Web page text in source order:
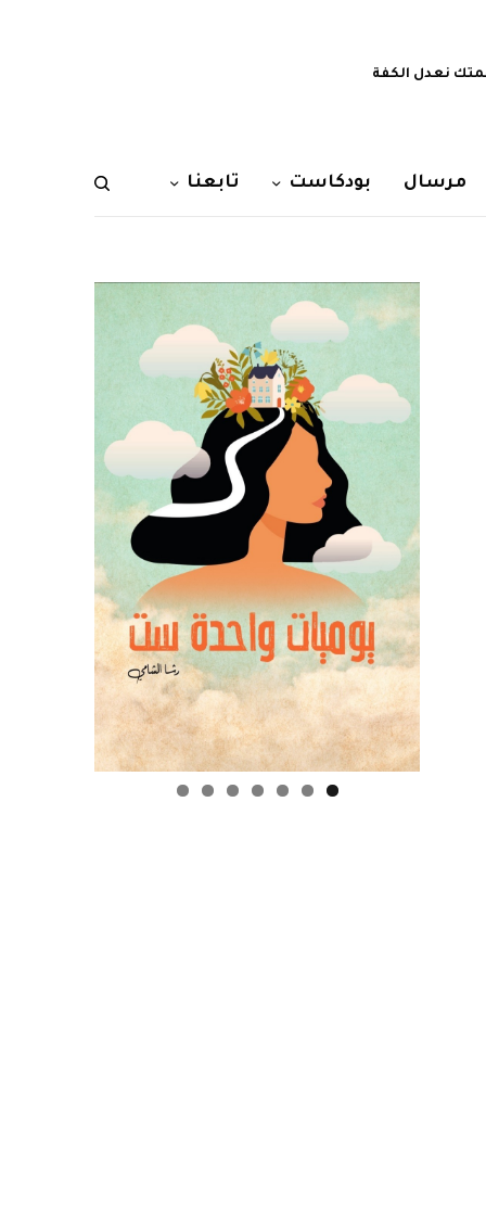
نعدل الكفة
مرسال بودكاست تابعنا